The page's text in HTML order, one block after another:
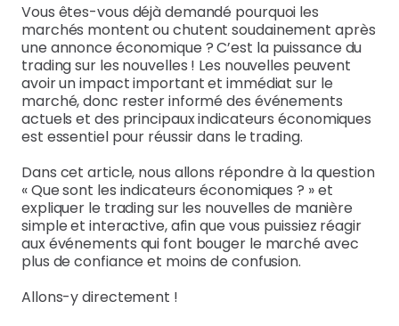
Vous êtes-vous déjà demandé pourquoi les
marchés montent ou chutent soudainement après
une annonce économique ? C’est la puissance du
trading sur les nouvelles ! Les nouvelles peuvent
avoir un impact important et immédiat sur le
marché, donc rester informé des événements
actuels et des principaux indicateurs économiques
est essentiel pour réussir dans le trading.
Dans cet article, nous allons répondre à la question
« Que sont les indicateurs économiques ? » et
expliquer le trading sur les nouvelles de manière
simple et interactive, afin que vous puissiez réagir
aux événements qui font bouger le marché avec
plus de confiance et moins de confusion.
Allons-y directement !